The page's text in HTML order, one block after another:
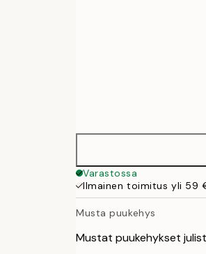
Varastossa
Ilmainen toimitus yli 59
Musta puukehys
Mustat puukehykset